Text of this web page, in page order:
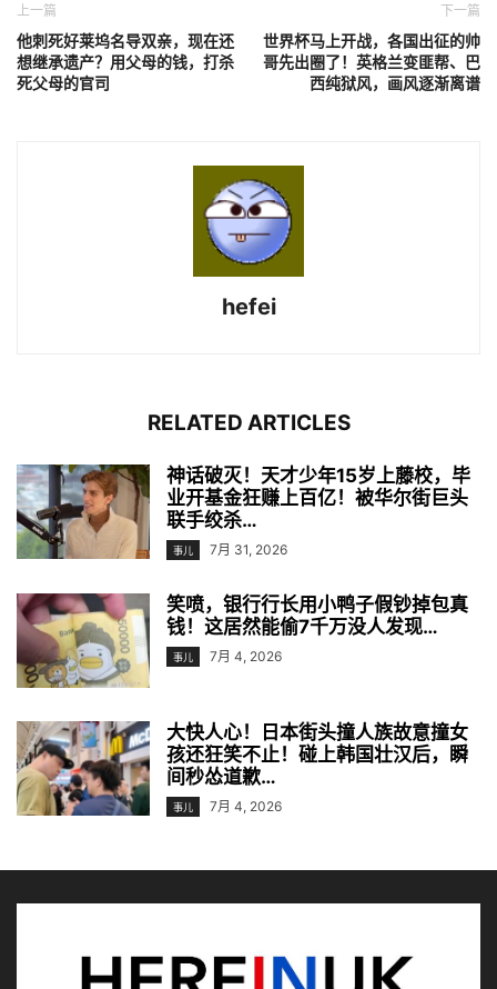
上一篇
他刺死好莱坞名导双亲，现在还
想继承遗产？用父母的钱，打杀
死父母的官司
下一篇
世界杯马上开战，各国出征的帅
哥先出圈了！英格兰变匪帮、巴
西纯狱风，画风逐渐离谱
hefei
RELATED ARTICLES
神话破灭！天才少年15岁上藤校，毕
业开基金狂赚上百亿！被华尔街巨头
联手绞杀…
事儿 7月 31, 2026
笑喷，银行行长用小鸭子假钞掉包真
钱！这居然能偷7千万没人发现…
事儿 7月 4, 2026
大快人心！日本街头撞人族故意撞女
孩还狂笑不止！碰上韩国壮汉后，瞬
间秒怂道歉…
事儿 7月 4, 2026